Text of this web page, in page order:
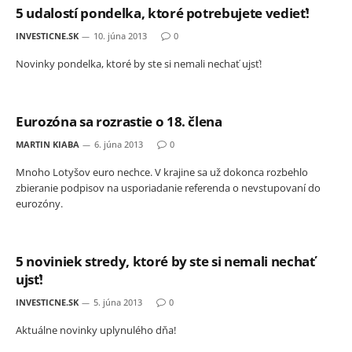
5 udalostí pondelka, ktoré potrebujete vedieť!
INVESTICNE.SK 10. júna 2013 0
Novinky pondelka, ktoré by ste si nemali nechať ujsť!
Eurozóna sa rozrastie o 18. člena
MARTIN KIABA 6. júna 2013 0
Mnoho Lotyšov euro nechce. V krajine sa už dokonca rozbehlo
zbieranie podpisov na usporiadanie referenda o nevstupovaní do
eurozóny.
5 noviniek stredy, ktoré by ste si nemali nechať
ujsť!
INVESTICNE.SK 5. júna 2013 0
Aktuálne novinky uplynulého dňa!